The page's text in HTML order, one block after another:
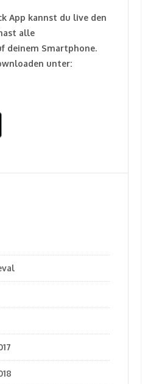
App kannst du live den
alle
deinem Smartphone.
unter: